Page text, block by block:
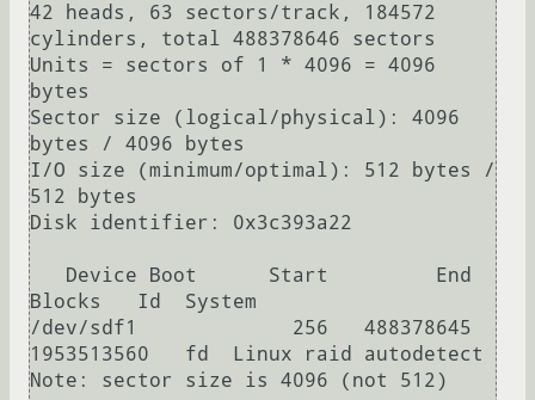
42 heads, 63 sectors/track, 184572
cylinders, total 488378646 sectors
Units = sectors of 1 * 4096 = 4096
bytes
Sector size (logical/physical): 4096
bytes / 4096 bytes
I/O size (minimum/optimal): 512 bytes /
512 bytes
Disk identifier: 0x3c393a22
Blocks   Id  System
/dev/sdf1             256   488378645
1953513560   fd  Linux raid autodetect
Note: sector size is 4096 (not 512)